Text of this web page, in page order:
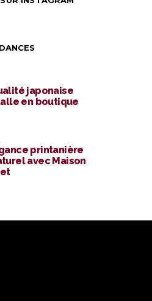
japonaise
en boutique
printanière
avec Maison